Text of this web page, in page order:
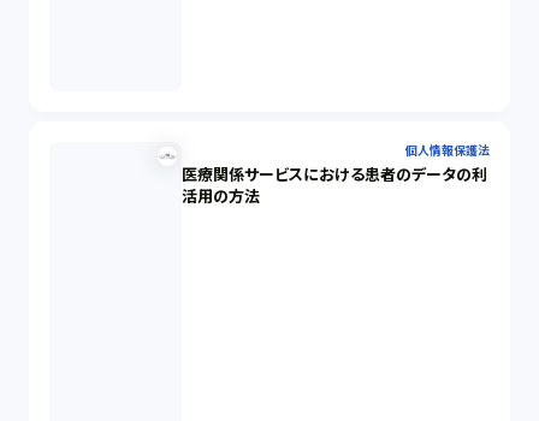
個人情報保護法
医療関係サービスにおける患者のデータの利
活用の方法